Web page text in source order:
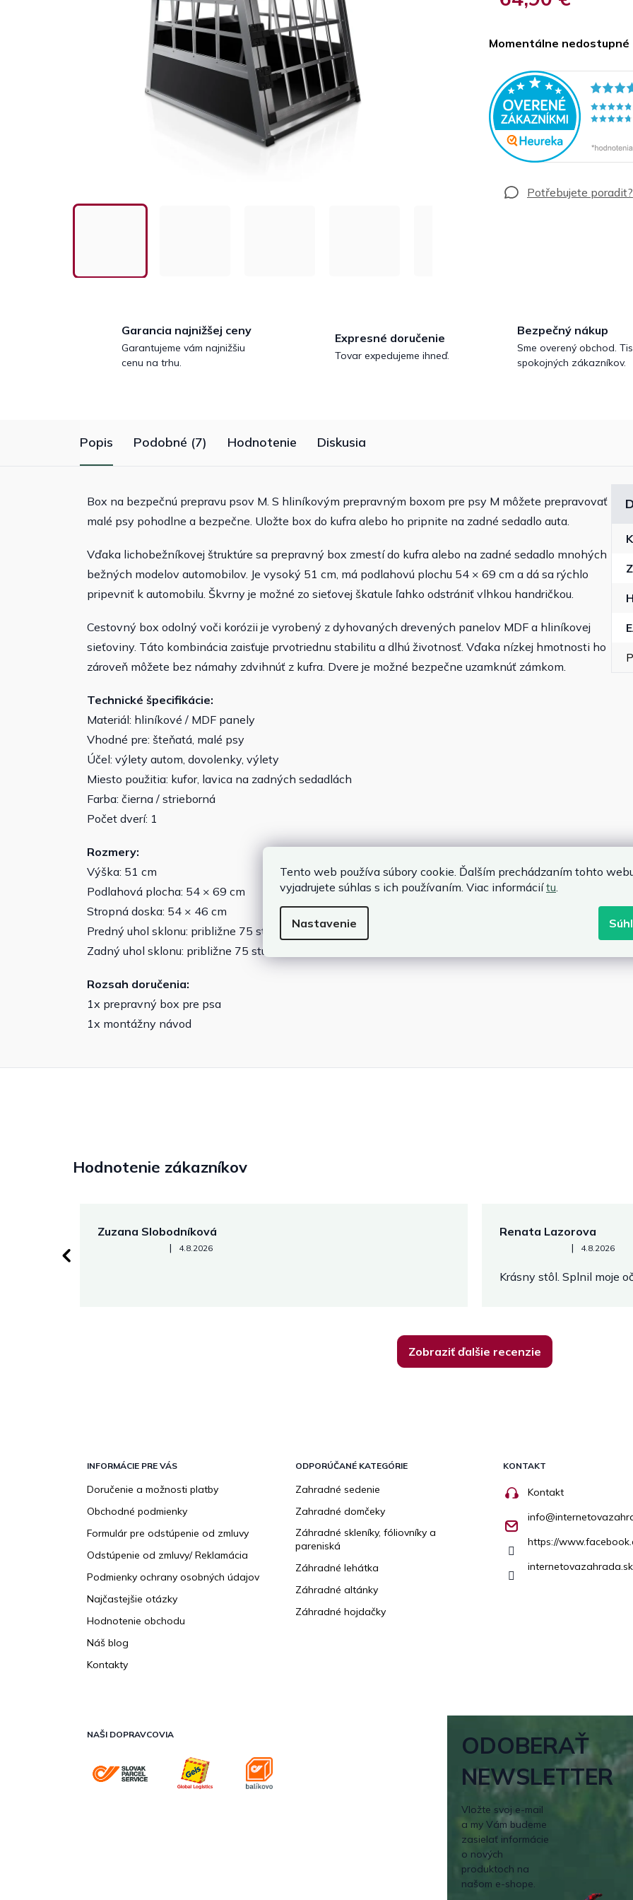
Tento web používa súbory cookie. Ďalším prechádzaním tohto
vyjadrujete súhlas s ich používaním. Viac informáciítu.
Nastavenie
Momentálne nedostupné
Garancia najnižšej ceny
Garantujeme vám najnižšiu
cenu na trhu.
Expresné doručenie
Tovar expedujeme ihneď.
Bezpečný nákup
Sme overený obchod.
spokojných zákazníkov.
Popis Podobné (7) Hodnotenie Diskusia
Box na bezpečnú prepravu psov M. S hliníkovým prepravným boxom pre psy M môžete prepravovať
malé psy pohodlne a bezpečne. Uložte box do kufra alebo ho pripnite na zadné sedadlo auta.
Vďaka lichobežníkovej štruktúre sa prepravný box zmestí do kufra alebo na zadné sedadlo mnohých
bežných modelov automobilov. Je vysoký 51 cm, má podlahovú plochu 54 × 69 cm a dá sa rýchlo
pripevniť k automobilu. Škvrny je možné zo sieťovej škatule ľahko odstrániť vlhkou handričkou.
Cestovný box odolný voči korózii je vyrobený z dyhovaných drevených panelov MDF a hliníkovej
sieťoviny. Táto kombinácia zaisťuje prvotriednu stabilitu a dlhú životnosť. Vďaka nízkej hmotnosti ho
zároveň môžete bez námahy zdvihnúť z kufra. Dvere je možné bezpečne uzamknúť zámkom.
Technické špecifikácie:
Materiál: hliníkové / MDF panely
Vhodné pre: šteňatá, malé psy
Účel: výlety autom, dovolenky, výlety
Miesto použitia: kufor, lavica na zadných sedadlách
Farba: čierna / strieborná
Počet dverí: 1
Rozmery:
Výška: 51 cm
Podlahová plocha: 54 × 69 cm
Stropná doska: 54 × 46 cm
Predný uhol sklonu: približne 75 stupňov
Zadný uhol sklonu: približne 75 stupňov
Rozsah doručenia:
1x prepravný box pre psa
1x montážny návod
Hodnotenie zákazníkov
Zuzana Slobodníková
Hodnotenie obchodu je 5 z 5 hviezdičiek.
| 4.8.2026
Renata Lazorova
Hodnotenie obchodu je 5 z
| 4.8.2026
Krásny stôl. Splnil moje
Zobraziť ďalšie recenzie
INFORMÁCIE PRE VÁS
Doručenie a možnosti platby
Obchodné podmienky
Formulár pre odstúpenie od zmluvy
Odstúpenie od zmluvy/ Reklamácia
Podmienky ochrany osobných údajov
Najčastejšie otázky
Hodnotenie obchodu
Náš blog
Kontakty
ODPORÚČANÉ KATEGÓRIE
Zahradné sedenie
Zahradné domčeky
Záhradné skleníky, fóliovníky a
pareniská
Záhradné lehátka
Záhradné altánky
Záhradné hojdačky
KONTAKT
Kontakt
info@
https://
internetovazahrada.sk
NAŠI DOPRAVCOVIA
ODOBERAŤ
NEWSLETTER
Vložte svoj e-mail
a my Vám budeme
zasielať informácie
o nových
produktoch na
našom e-shope.